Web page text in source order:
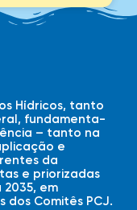
Hídricos, tanto
fundamenta-
– tanto na
e
da
e priorizadas
2035, em
dos Comitês PCJ.